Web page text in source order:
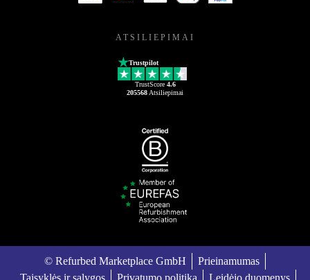
ATSILIEPIMAI
Trustpilot
TrustScore 4.6
205568 Atsiliepimai
© Refurbed Marketplace GmbH
Prieinamumas
Taisyklės ir sąlygos
Privatumo politika Leidėjo duomenys